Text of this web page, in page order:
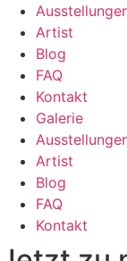
Artist
Blog
FAQ
Kontakt
Galerie
Artist
Blog
FAQ
Kontakt